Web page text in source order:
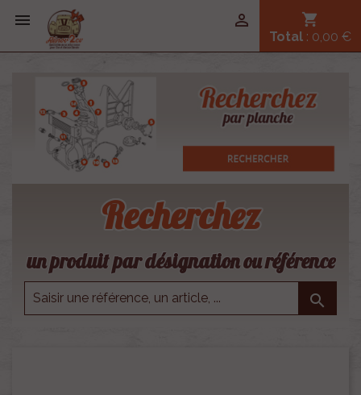
 shopping_cart
Total : 0,00 €

Recherchez
un produit par désignation ou référence
